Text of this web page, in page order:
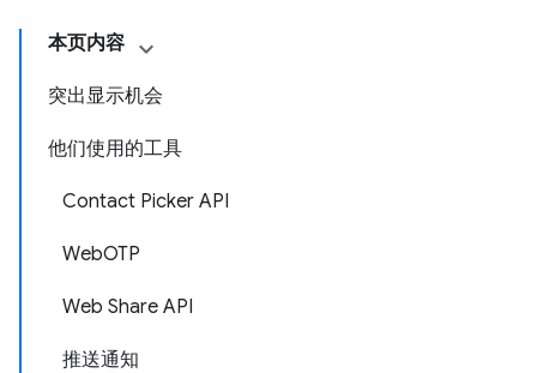
本页内容
突出显示机会
他们使用的工具
Contact Picker API
WebOTP
Web Share API
推送通知